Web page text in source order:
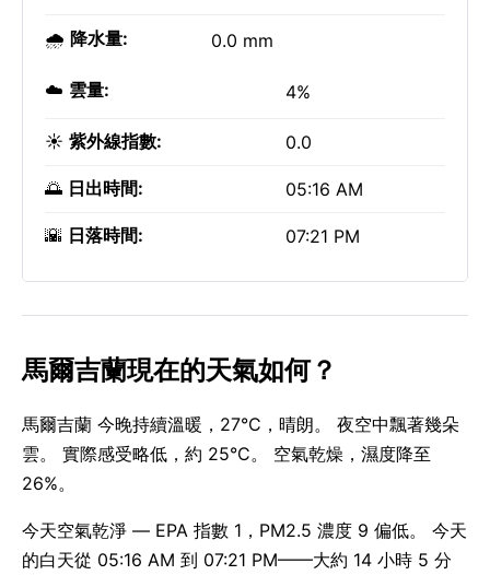
🌧️ 降水量: 0.0 mm
☁️ 雲量: 4%
☀️ 紫外線指數: 0.0
🌅 日出時間: 05:16 AM
🌇 日落時間: 07:21 PM
馬爾吉蘭現在的天氣如何？
馬爾吉蘭 今晚持續溫暖，27°C，晴朗。 夜空中飄著幾朵
雲。 實際感受略低，約 25°C。 空氣乾燥，濕度降至
26%。
今天空氣乾淨 — EPA 指數 1，PM2.5 濃度 9 偏低。 今天
的白天從 05:16 AM 到 07:21 PM——大約 14 小時 5 分